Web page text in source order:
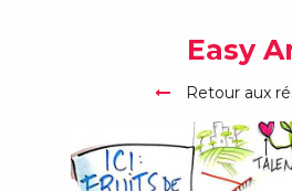
Easy
Retour aux